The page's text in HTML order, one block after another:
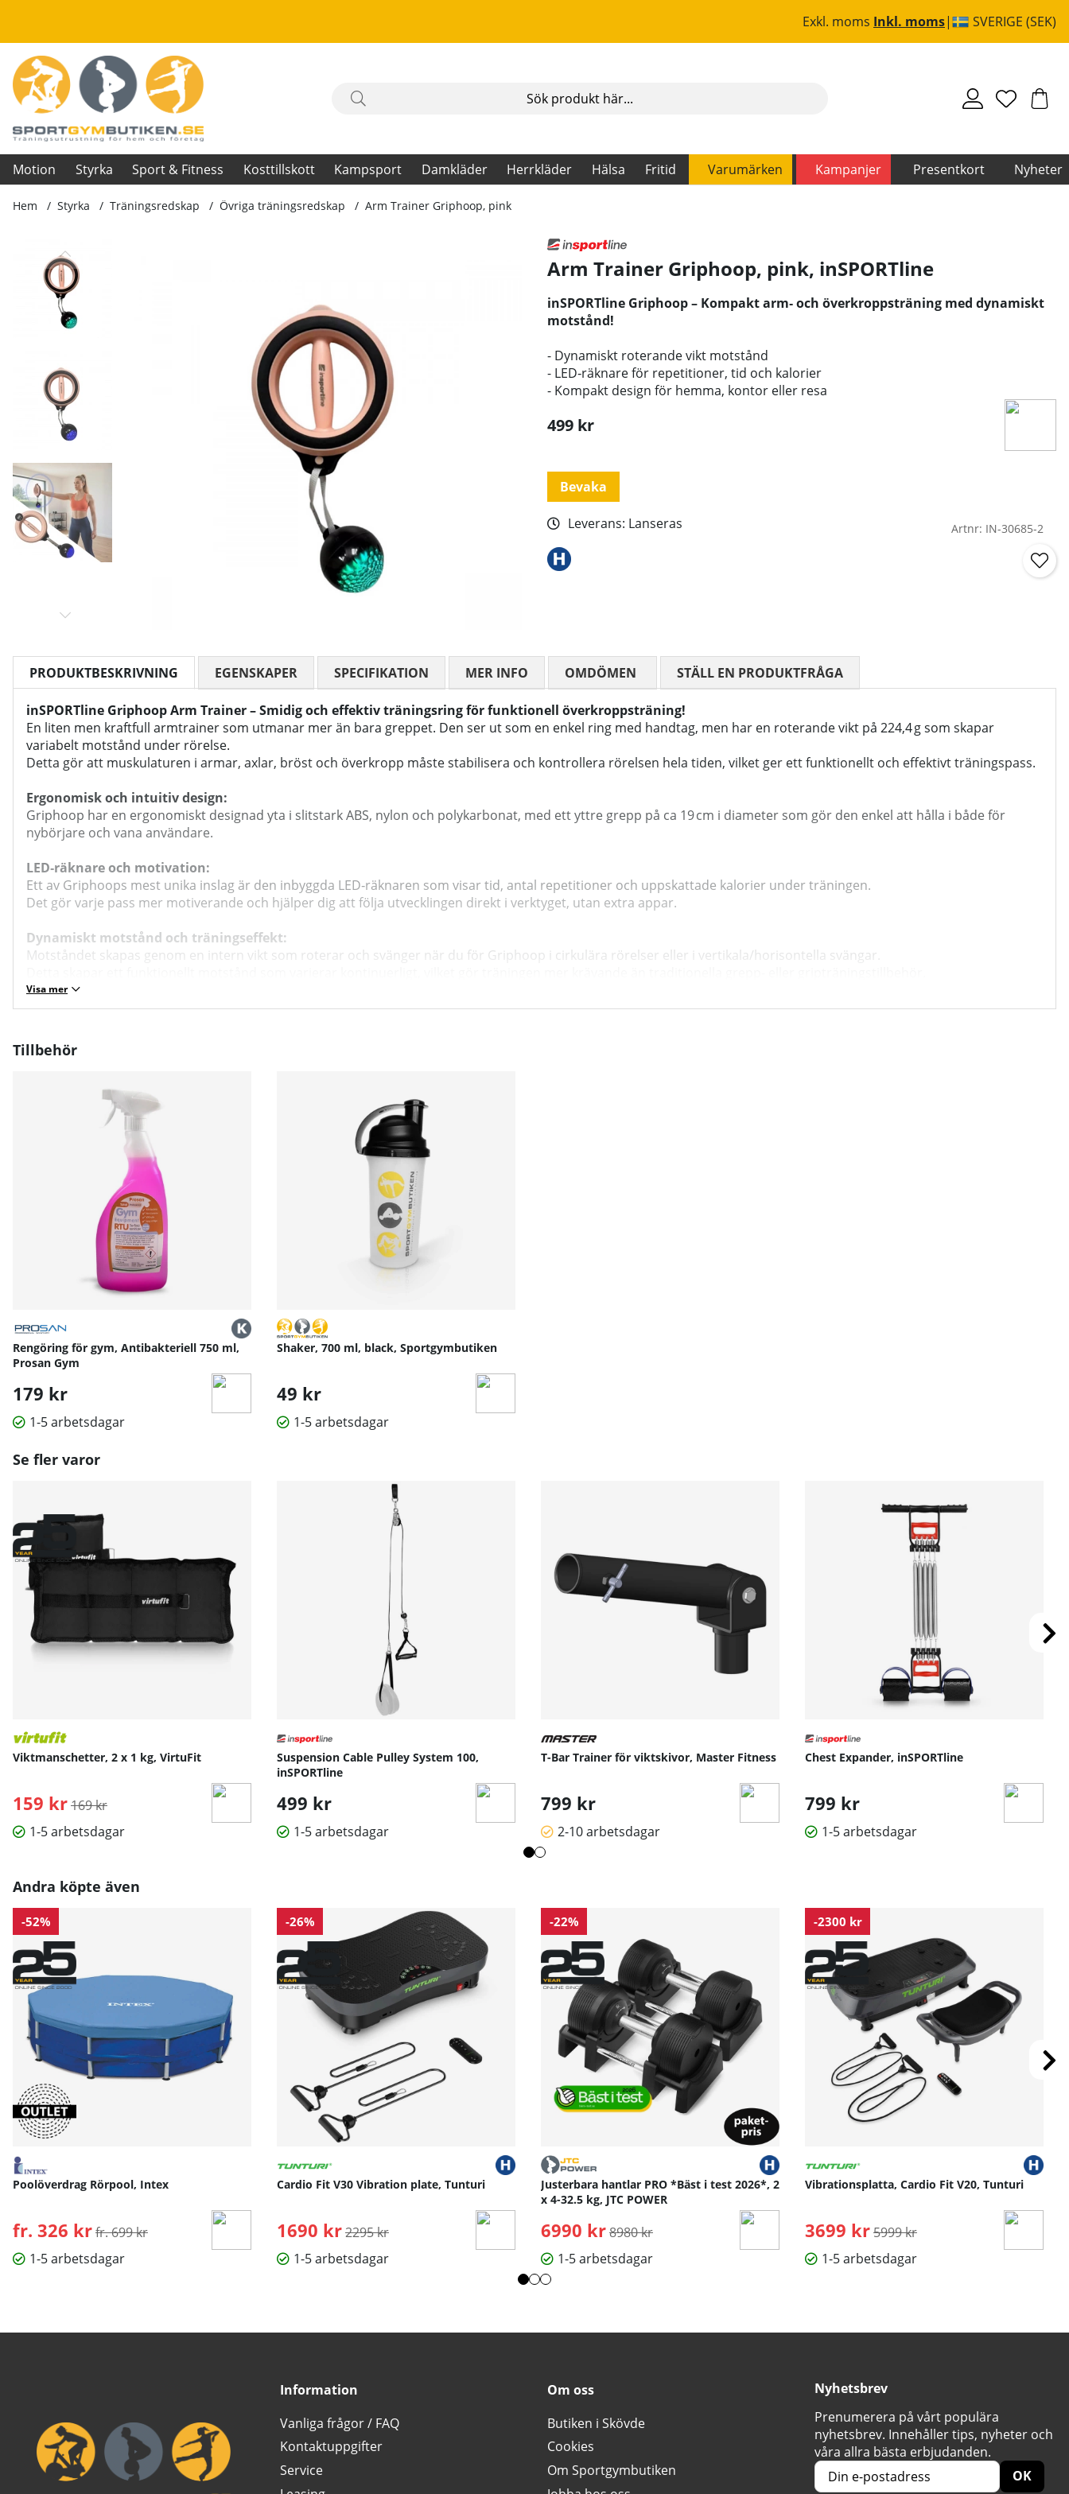
Exkl. moms Inkl. moms SVERIGE (SEK)
Motion Styrka Sport & Fitness Kosttillskott Kampsport Damkläder Herrkläder Hälsa Fritid Varumärken Kampanjer Presentkort Nyheter
Hem Styrka Träningsredskap Övriga träningsredskap Arm Trainer Griphoop, pink
Produktbilder Arm Trainer Griphoop, pink
Arm Trainer Griphoop, pink, inSPORTline
inSPORTline Griphoop – Kompakt arm‑ och överkroppsträning med dynamiskt
motstånd!
- Dynamiskt roterande vikt motstånd
- LED‑räknare för repetitioner, tid och kalorier
- Kompakt design för hemma, kontor eller resa
499 kr
Bevaka
Leverans: Lanseras Artnr: IN-30685-2
PRODUKTBESKRIVNING
inSPORTline Griphoop Arm Trainer – Smidig och effektiv träningsring för funktionell överkroppsträning!
En liten men kraftfull armtrainer som utmanar mer än bara greppet. Den ser ut som en enkel ring med handtag, men har en roterande vikt på 224,4 g som skapar
variabelt motstånd under rörelse.
Detta gör att muskulaturen i armar, axlar, bröst och överkropp måste stabilisera och kontrollera rörelsen hela tiden, vilket ger ett funktionellt och effektivt träningspass.
Ergonomisk och intuitiv design:
Griphoop har en ergonomiskt designad yta i slitstark ABS, nylon och polykarbonat, med ett yttre grepp på ca 19 cm i diameter som gör den enkel att hålla i både för
nybörjare och vana användare.
LED‑räknare och motivation:
Ett av Griphoops mest unika inslag är den inbyggda LED‑räknaren som visar tid, antal repetitioner och uppskattade kalorier under träningen.
Det gör varje pass mer motiverande och hjälper dig att följa utvecklingen direkt i verktyget, utan extra appar.
Dynamiskt motstånd och träningseffekt:
Motståndet skapas genom en intern vikt som roterar och svänger när du för Griphoop i cirkulära rörelser eller i vertikala/horisontella svängar.
Material och konstruktion:
Den kompakta designen gör att Griphoop enkelt kan tas med och användas var som helst — hemma, på kontoret eller på resan.
Griphoop kombinerar greppstyrka med funktionell överkroppsträning och är ett perfekt tillbehör om du vill förbättra stabilitet, koordinering och muskelkontroll utan
stora redskap eller vikter.
Muskelgrupper och rörelser:
- Grepp‑ och underarmsstyrka
- Biceps och triceps
- Axelns muskler (deltoider)
- Bröst och övre ryggstabilitet
- Koordination och rörelsekontroll i överkropp och kärna
Tekniska specifikationer:
- Roterande vikt: 224,4 g
- Material: ABS, nylon, polykarbonat
- LED‑räknare visar: tid, repetitioner, kalorier
- Strömförsörjning: 1×LR44 (inkluderad) + 3×AAA (ingår ej)
- Skruvmejsel för batteribyte ingår
Visa mer
EGENSKAPER SPECIFIKATION MER INFO OMDÖMEN MEDELBETYG 0 AV 5 ANTAL BETYG 0
STÄLL EN PRODUKTFRÅGA
Tillbehör
Rengöring för gym, Antibakteriell 750 ml,
Prosan Gym
179 kr
1-5 arbetsdagar
Shaker, 700 ml, black, Sportgymbutiken
49 kr
1-5 arbetsdagar
Se fler varor
Viktmanschetter, 2 x 1 kg, VirtuFit
159 kr Ordinarie pris:
169 kr
1-5 arbetsdagar
Suspension Cable Pulley System 100,
inSPORTline
499 kr
1-5 arbetsdagar
T-Bar Trainer för viktskivor, Master Fitness
799 kr
2-10 arbetsdagar
Chest Expander, inSPORTline
799 kr
1-5 arbetsdagar
Andra köpte även
-52%
Poolöverdrag Rörpool, Intex
fr. 326 krOrdinarie pris:
fr. 699 kr
1-5 arbetsdagar
-26%
Cardio Fit V30 Vibration plate, Tunturi
1690 kr Ordinarie pris:
2295 kr
1-5 arbetsdagar
-22%
Justerbara hantlar PRO *Bäst i test 2026*, 2
x 4-32.5 kg, JTC POWER
6990 kr Ordinarie pris:
8980 kr
1-5 arbetsdagar
-2300 kr
Vibrationsplatta, Cardio Fit V20, Tunturi
3699 kr Ordinarie pris:
5999 kr
1-5 arbetsdagar
Information
Vanliga frågor / FAQ
Kontaktuppgifter
Service
Om oss
Butiken i Skövde
Cookies
Om Sportgymbutiken
Nyhetsbrev
Prenumerera på vårt populära
nyhetsbrev. Innehåller tips, nyheter och
våra allra bästa erbjudanden.
OK